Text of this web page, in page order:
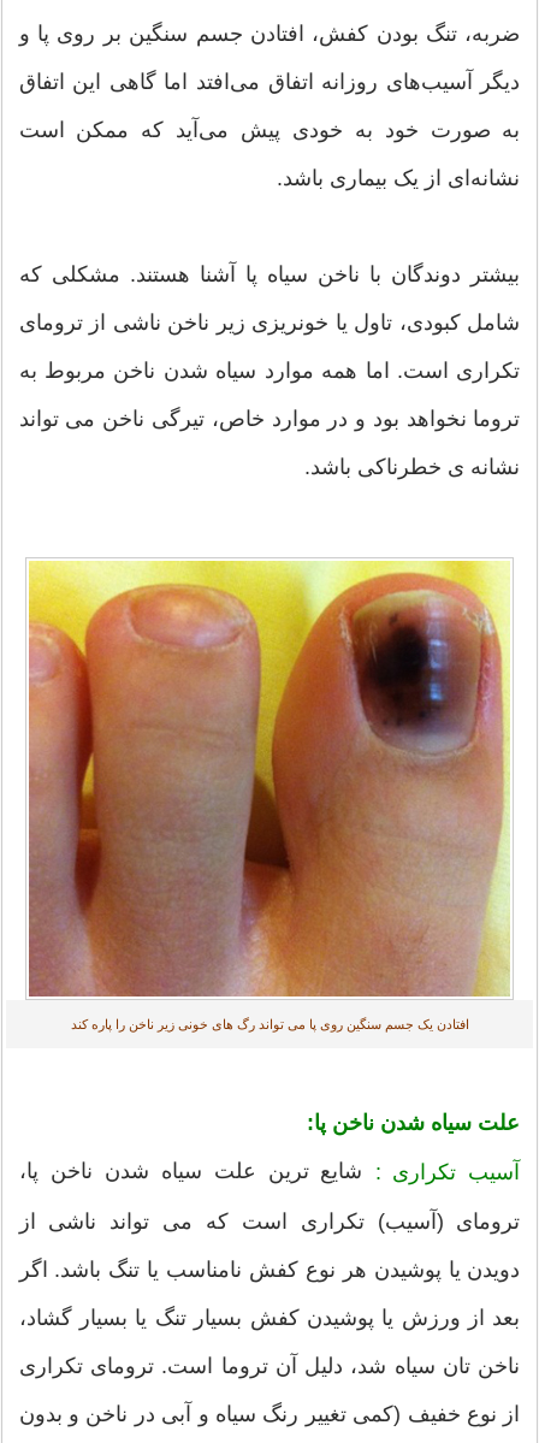
ضربه، تنگ بودن کفش، افتادن جسم سنگین بر روی پا و
دیگر آسیب‌های روزانه اتفاق می‌افتد اما گاهی این اتفاق
به صورت خود به خودی پیش می‌آید که ممکن است
نشانه‌ای از یک بیماری باشد.
بیشتر دوندگان با ناخن سیاه پا آشنا هستند. مشکلی که
شامل کبودی، تاول یا خونریزی زیر ناخن ناشی از ترومای
تکراری است. اما همه موارد سیاه شدن ناخن مربوط به
تروما نخواهد بود و در موارد خاص، تیرگی ناخن می تواند
نشانه ی خطرناکی باشد.
افتادن یک جسم سنگین روی پا می تواند رگ های خونی زیر ناخن را پاره کند
علت سیاه شدن ناخن پا:
آسیب تکراری : شایع ترین علت سیاه شدن ناخن پا،
ترومای (آسیب) تکراری است که می تواند ناشی از
دویدن یا پوشیدن هر نوع کفش نامناسب یا تنگ باشد. اگر
بعد از ورزش یا پوشیدن کفش بسیار تنگ یا بسیار گشاد،
ناخن تان سیاه شد، دلیل آن تروما است. ترومای تکراری
از نوع خفیف (کمی تغییر رنگ سیاه و آبی در ناخن و بدون